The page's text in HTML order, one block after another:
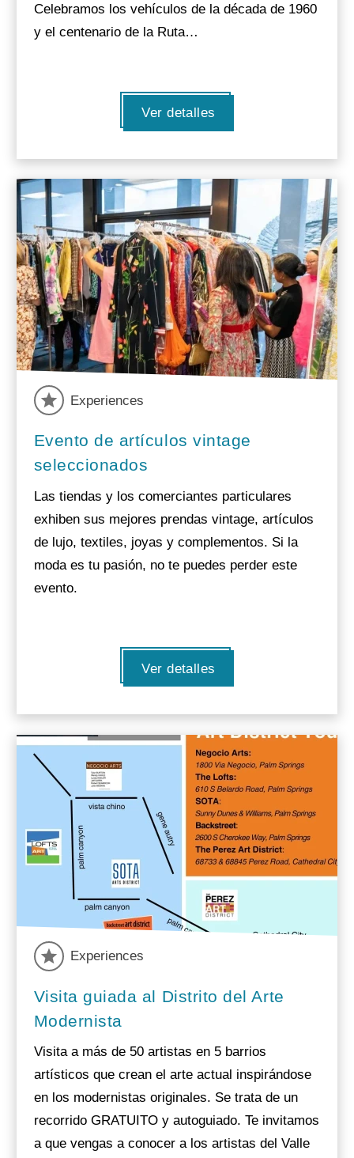
Celebramos los vehículos de la década de 1960
y el centenario de la Ruta…
Ver detalles
Experiences
Evento de artículos vintage
seleccionados
Las tiendas y los comerciantes particulares
exhiben sus mejores prendas vintage, artículos
de lujo, textiles, joyas y complementos. Si la
moda es tu pasión, no te puedes perder este
evento.
Ver detalles
Experiences
Visita guiada al Distrito del Arte
Modernista
Visita a más de 50 artistas en 5 barrios
artísticos que crean el arte actual inspirándose
en los modernistas originales. Se trata de un
recorrido GRATUITO y autoguiado. Te invitamos
a que vengas a conocer a los artistas del Valle